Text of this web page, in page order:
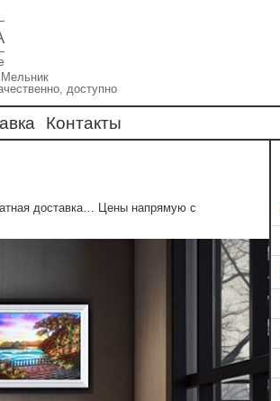
Мельник
доступно
Контакты
доставка… Цены напрямую с